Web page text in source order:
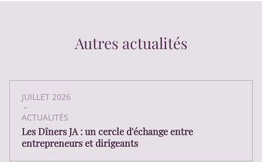
Autres actualités
JUILLET 2026
-
ACTUALITÉS
Les Dîners JA : un cercle d'échange entre
entrepreneurs et dirigeants